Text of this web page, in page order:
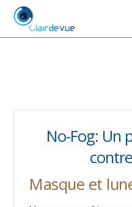
No-Fog: Un
Masque et